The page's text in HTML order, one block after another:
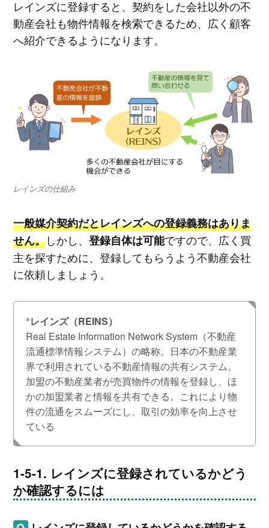
レインズに登録すると、契約をした会社以外の不
動産会社も物件情報を検索できるため、広く顧客
へ紹介できるようになります。
レインズの仕組み
一般媒介契約だとレインズへの登録義務はありま
せん。しかし、 登録自体は可能ですので、広く買
主を探すために、登録してもらうよう不動産会社
に依頼しましょう。
※レインズ（REINS）
Real Estate Information Network System（不動産
流通標準情報システム）の略称。日本の不動産業
界で利用されている不動産情報の共有システム。
加盟の不動産業者が売買物件の情報を登録し、ほ
かの加盟業者と情報を共有できる。これにより物
件の流通をスムーズにし、取引の効率を向上させ
ている
レインズに登録されているかどう
か確認するには